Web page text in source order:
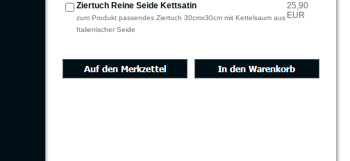
Ziertuch Reine Seide Kettsatin
zum Produkt passendes Ziertuch 30cmx30cm mit Kettelsaum aus
Italienischer Seide
25,90
EUR